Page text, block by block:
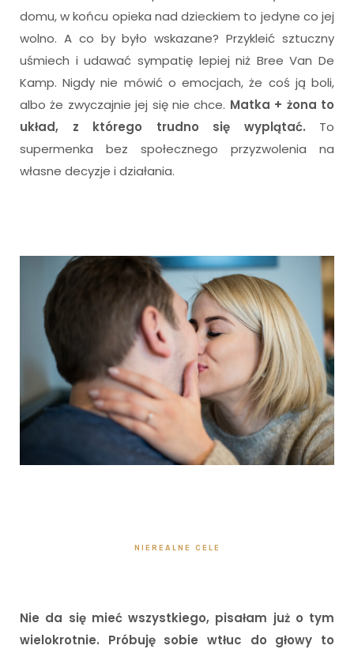
domu, w końcu opieka nad dzieckiem to jedyne co jej
wolno. A co by było wskazane? Przykleić sztuczny
uśmiech i udawać sympatię lepiej niż Bree Van De
Kamp. Nigdy nie mówić o emocjach, że coś ją boli,
albo że zwyczajnie jej się nie chce. Matka + żona to
układ, z którego trudno się wyplątać. To
supermenka bez społecznego przyzwolenia na
własne decyzje i działania.
NIEREALNE CELE
Nie da się mieć wszystkiego, pisałam już o tym
wielokrotnie. Próbuję sobie wtłuc do głowy to